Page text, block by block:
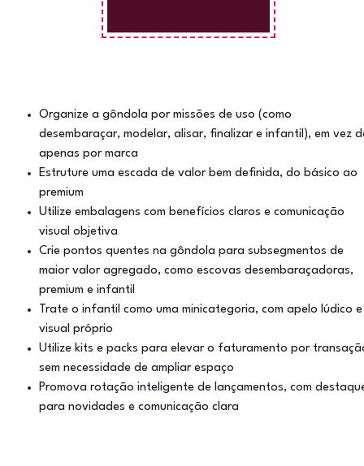
Organize a gôndola por missões de uso (como
desembaraçar, modelar, alisar, finalizar e infantil), em vez
apenas por marca
Estruture uma escada de valor bem definida, do básico ao
premium
Utilize embalagens com benefícios claros e comunicação
visual objetiva
Crie pontos quentes na gôndola para subsegmentos de
maior valor agregado, como escovas desembaraçadoras,
premium e infantil
Trate o infantil como uma minicategoria, com apelo lúdico e
visual próprio
Utilize kits e packs para elevar o faturamento por
sem necessidade de ampliar espaço
Promova rotação inteligente de lançamentos, com
para novidades e comunicação clara